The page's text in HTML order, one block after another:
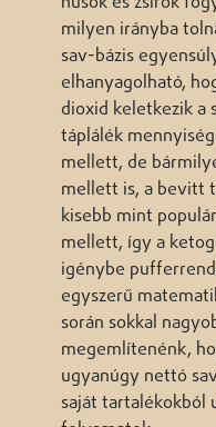
milyen irányba
sav-bázis
elhanyagolható,
dioxid keletkezik a
táplálék
mellett, de
mellett is, a bevitt
kisebb mint
mellett, így a
igénybe
egyszerű
során sokkal
megemlítenénk,
ugyanúgy nettó
saját tartalékokból